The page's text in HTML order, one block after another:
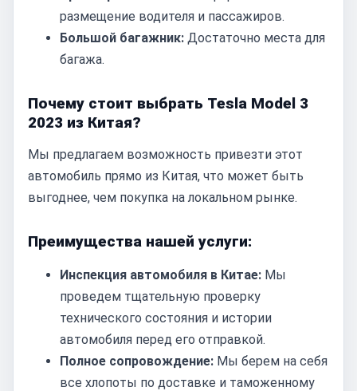
размещение водителя и пассажиров.
Большой багажник: Достаточно места для
багажа.
Почему стоит выбрать Tesla Model 3
2023 из Китая?
Мы предлагаем возможность привезти этот
автомобиль прямо из Китая, что может быть
выгоднее, чем покупка на локальном рынке.
Преимущества нашей услуги:
Инспекция автомобиля в Китае: Мы
проведем тщательную проверку
технического состояния и истории
автомобиля перед его отправкой.
Полное сопровождение: Мы берем на себя
все хлопоты по доставке и таможенному